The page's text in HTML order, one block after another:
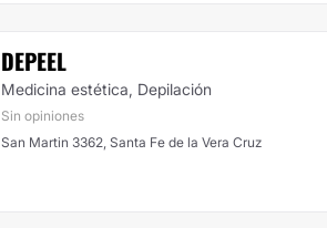
DEPEEL
Medicina estética, Depilación
Sin opiniones
San Martin 3362, Santa Fe de la Vera Cruz